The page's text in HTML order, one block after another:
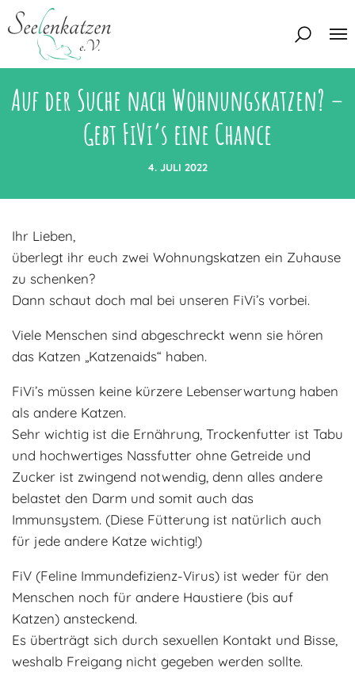
Über uns
Unser Team
Interessentenbogen
Zuhause gesucht
Regenbogenbrücke
Infos rund um die Katze
Deine Hilfe
Kontakt
Blog
Auf der Suche nach Wohnungskatzen? –
Gebt FiVi’s eine Chance
4. JULI 2022
Ihr Lieben,
überlegt ihr euch zwei Wohnungskatzen ein Zuhause
zu schenken?
Dann schaut doch mal bei unseren FiVi’s vorbei.
Viele Menschen sind abgeschreckt wenn sie hören
das Katzen „Katzenaids“ haben.
FiVi’s müssen keine kürzere Lebenserwartung haben
als andere Katzen.
Sehr wichtig ist die Ernährung, Trockenfutter ist Tabu
und hochwertiges Nassfutter ohne Getreide und
Zucker ist zwingend notwendig, denn alles andere
belastet den Darm und somit auch das
Immunsystem. (Diese Fütterung ist natürlich auch
für jede andere Katze wichtig!)
FiV (Feline Immundefizienz-Virus) ist weder für den
Menschen noch für andere Haustiere (bis auf
Katzen) ansteckend.
Es überträgt sich durch sexuellen Kontakt und Bisse,
weshalb Freigang nicht gegeben werden sollte.